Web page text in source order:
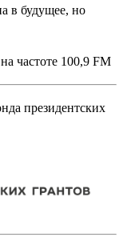
в будущее, но
частоте 100,9 FM
президентских